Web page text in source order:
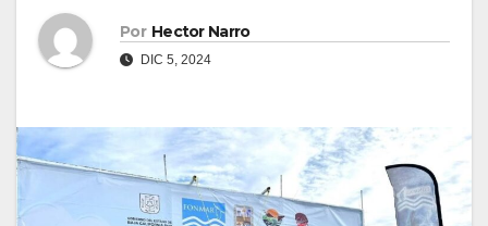
Por Hector Narro
DIC 5, 2024